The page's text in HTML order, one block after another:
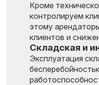
Кроме
контролируем
этому
клиентов и
Складская и
Эксплуатация